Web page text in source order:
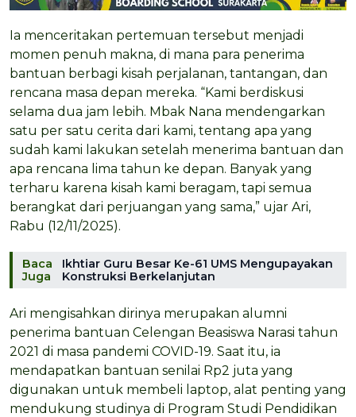
Ia menceritakan pertemuan tersebut menjadi
momen penuh makna, di mana para penerima
bantuan berbagi kisah perjalanan, tantangan, dan
rencana masa depan mereka. “Kami berdiskusi
selama dua jam lebih. Mbak Nana mendengarkan
satu per satu cerita dari kami, tentang apa yang
sudah kami lakukan setelah menerima bantuan dan
apa rencana lima tahun ke depan. Banyak yang
terharu karena kisah kami beragam, tapi semua
berangkat dari perjuangan yang sama,” ujar Ari,
Rabu (12/11/2025).
Baca
Juga
Ikhtiar Guru Besar Ke-61 UMS Mengupayakan
Konstruksi Berkelanjutan
Ari mengisahkan dirinya merupakan alumni
penerima bantuan Celengan Beasiswa Narasi tahun
2021 di masa pandemi COVID-19. Saat itu, ia
mendapatkan bantuan senilai Rp2 juta yang
digunakan untuk membeli laptop, alat penting yang
mendukung studinya di Program Studi Pendidikan